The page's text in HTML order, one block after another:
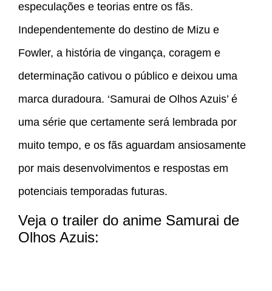
especulações e teorias entre os fãs.
Independentemente do destino de Mizu e
Fowler, a história de vingança, coragem e
determinação cativou o público e deixou uma
marca duradoura. ‘Samurai de Olhos Azuis’ é
uma série que certamente será lembrada por
muito tempo, e os fãs aguardam ansiosamente
por mais desenvolvimentos e respostas em
potenciais temporadas futuras.
Veja o trailer do anime Samurai de
Olhos Azuis: